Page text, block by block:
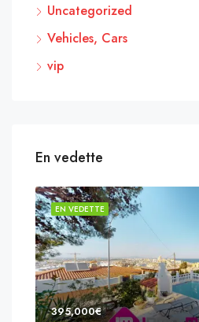
Uncategorized
Vehicles, Cars
vip
En vedette
EN VEDETTE
395,000€